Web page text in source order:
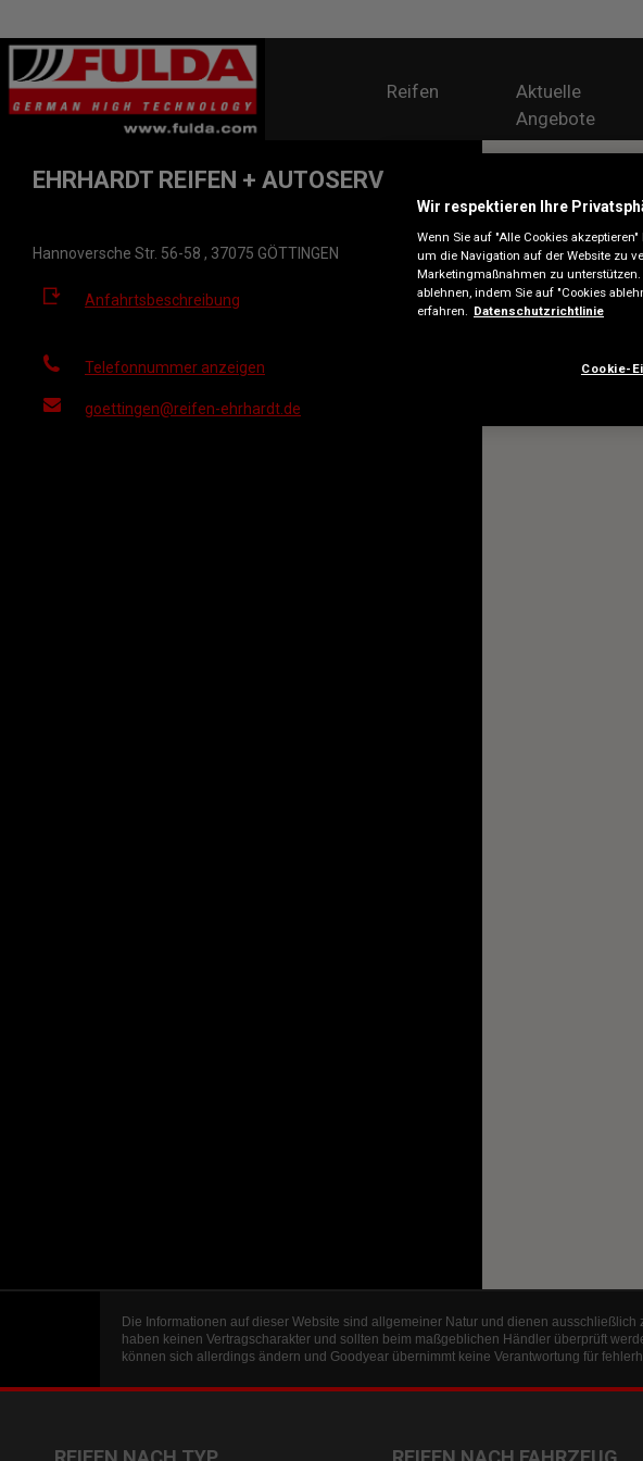
Reifen
Aktuelle
Angebote
EHRHARDT REIFEN + AUTOSERVICE
Hannoversche Str. 56-58 , 37075 GÖTTINGEN
Anfahrtsbeschreibung
Telefonnummer anzeigen
goettingen@reifen-ehrhardt.de
Die Informationen auf dieser Website sind allgemeiner Natur und dienen
haben keinen Vertragscharakter und sollten beim maßgeblichen Händler überprüft
können sich allerdings ändern und Goodyear übernimmt keine Verantwortung für
Wir respektieren Ihre
Wenn Sie auf "Alle Cookies
um die Navigation auf der Website zu
Marketingmaßnahmen zu
ablehnen, indem Sie auf "Cookies
erfahren. Datenschutzrichtlinie
Cookie-